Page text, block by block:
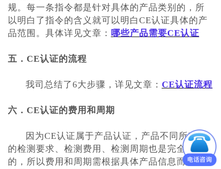
规。每一条指令都是针对具体的产品类别的，所
以明白了指令的含义就可以明白CE认证具体的产
品范围 。 具体详见文章： 哪些产品需要CE认证
五． CE认证的流程
我司 总结了6大步骤，详见文章： CE认证流程
六． CE认证的费用和周期
因为CE认证属于产品认证，产品不同所对应
的检测要求、检测费用、检测周期也是完全不同
的，所以费用和周期需根据具体产品信息而定，